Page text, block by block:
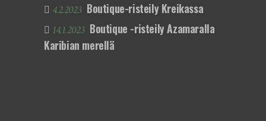
4.2.2023 Boutique-risteily Kreikassa
14.1.2023 Boutique -risteily Azamaralla
Karibian merellä